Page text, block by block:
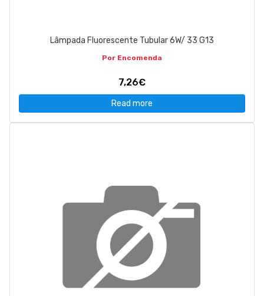
Lâmpada Fluorescente Tubular 6W/ 33 G13
Por Encomenda
7,26€
Read more